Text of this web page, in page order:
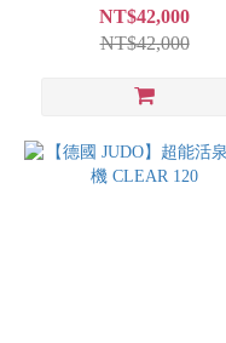
顯示)
NT$42,000
NT$42,000